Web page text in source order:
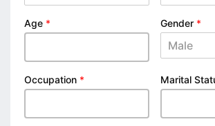
Age * Gender *
Male
Occupation * Marital